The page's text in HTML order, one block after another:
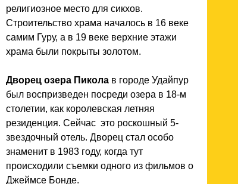
религиозное место для сикхов.
Строительство храма началось в 16 веке
самим Гуру, а в 19 веке верхние этажи
храма были покрыты золотом.
Дворец озера Пикола в городе Удайпур
был воспризведен посреди озера в 18-м
столетии, как королевская летняя
резиденция. Сейчас это роскошный 5-
звездочный отель. Дворец стал особо
знаменит в 1983 году, когда тут
происходили съемки одного из фильмов о
Джеймсе Бонде.